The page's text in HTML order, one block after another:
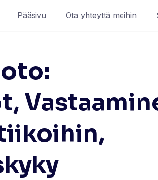
Pääsivu Ota yhteyttä meihin